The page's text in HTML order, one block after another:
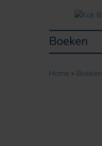
Boeken
Home » Boeken